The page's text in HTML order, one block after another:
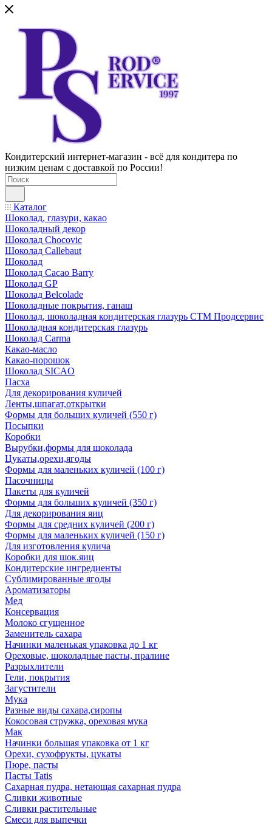
Кондитерский интернет-магазин - всё для кондитера по
низким ценам с доставкой по России!
Каталог
Шоколад, глазури, какао
Шоколадный декор
Шоколад Chocovic
Шоколад Callebaut
Шоколад
Шоколад Cacao Barry
Шоколад GP
Шоколад Belcolade
Шоколадные покрытия, ганаш
Шоколад, шоколадная кондитерская глазурь СТМ Продсервис
Шоколадная кондитерская глазурь
Шоколад Carma
Какао-масло
Какао-порошок
Шоколад SICAO
Пасха
Для декорирования куличей
Ленты,шпагат,открытки
Формы для больших куличей (550 г)
Посыпки
Коробки
Вырубки,формы для шоколада
Цукаты,орехи,ягоды
Формы для маленьких куличей (100 г)
Пасочницы
Пакеты для куличей
Формы для больших куличей (350 г)
Для декорирования яиц
Формы для средних куличей (200 г)
Формы для маленьких куличей (150 г)
Для изготовления кулича
Коробки для шок.яиц
Кондитерские ингредиенты
Сублимированные ягоды
Ароматизаторы
Мед
Консервация
Молоко сгущенное
Заменитель сахара
Начинки маленькая упаковка до 1 кг
Ореховые, шоколадные пасты, пралине
Разрыхлители
Гели, покрытия
Загустители
Мука
Разные виды сахара,сиропы
Кокосовая стружка, ореховая мука
Мак
Начинки большая упаковка от 1 кг
Орехи, сухофрукты, цукаты
Пюре, пасты
Пасты Tatis
Сахарная пудра, нетающая сахарная пудра
Сливки животные
Сливки растительные
Смеси для выпечки